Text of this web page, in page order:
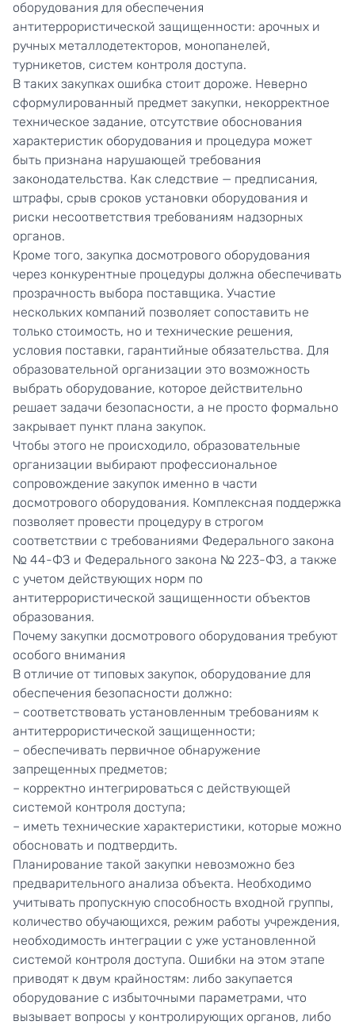
оборудования для обеспечения
антитеррористической защищенности: арочных и
ручных металлодетекторов, монопанелей,
турникетов, систем контроля доступа.
В таких закупках ошибка стоит дороже. Неверно
сформулированный предмет закупки, некорректное
техническое задание, отсутствие обоснования
характеристик оборудования и процедура может
быть признана нарушающей требования
законодательства. Как следствие — предписания,
штрафы, срыв сроков установки оборудования и
риски несоответствия требованиям надзорных
органов.
Кроме того, закупка досмотрового оборудования
через конкурентные процедуры должна обеспечивать
прозрачность выбора поставщика. Участие
нескольких компаний позволяет сопоставить не
только стоимость, но и технические решения,
условия поставки, гарантийные обязательства. Для
образовательной организации это возможность
выбрать оборудование, которое действительно
решает задачи безопасности, а не просто формально
закрывает пункт плана закупок.
Чтобы этого не происходило, образовательные
организации выбирают профессиональное
сопровождение закупок именно в части
досмотрового оборудования. Комплексная поддержка
позволяет провести процедуру в строгом
соответствии с требованиями Федерального закона
№ 44-ФЗ и Федерального закона № 223-ФЗ, а также
с учетом действующих норм по
антитеррористической защищенности объектов
образования.
Почему закупки досмотрового оборудования требуют
особого внимания
В отличие от типовых закупок, оборудование для
обеспечения безопасности должно:
– соответствовать установленным требованиям к
антитеррористической защищенности;
– обеспечивать первичное обнаружение
запрещенных предметов;
– корректно интегрироваться с действующей
системой контроля доступа;
– иметь технические характеристики, которые можно
обосновать и подтвердить.
Планирование такой закупки невозможно без
предварительного анализа объекта. Необходимо
учитывать пропускную способность входной группы,
количество обучающихся, режим работы учреждения,
необходимость интеграции с уже установленной
системой контроля доступа. Ошибки на этом этапе
приводят к двум крайностям: либо закупается
оборудование с избыточными параметрами, что
вызывает вопросы у контролирующих органов, либо